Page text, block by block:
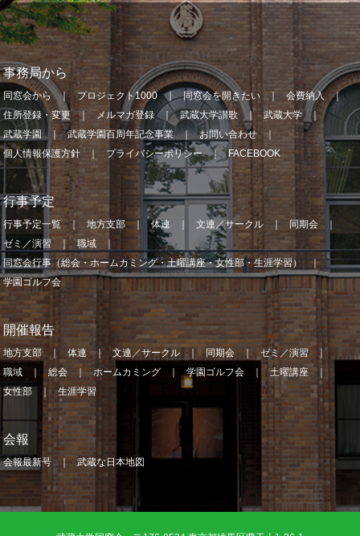
事務局から
同窓会から プロジェクト1000 同窓会を開きたい
会費納入
住所登録・変更
メルマガ登録 武蔵大学讃歌
武蔵大学
武蔵学園
武蔵学園百周年記念事業
お問い合わせ
個人情報保護方針
プライバシーポリシー FACEBOOK
行事予定
行事予定一覧 地方支部 体連 文連／サークル
同期会
ゼミ／演習
職域
同窓会行事（総会・ホームカミング・土曜講座・女性部・生涯学習）
学園ゴルフ会
開催報告
地方支部 体連 文連／サークル 同期会
ゼミ／演習
職域
総会 ホームカミング 学園ゴルフ会
土曜講座
女性部
生涯学習
会報
会報最新号 武蔵な日本地図